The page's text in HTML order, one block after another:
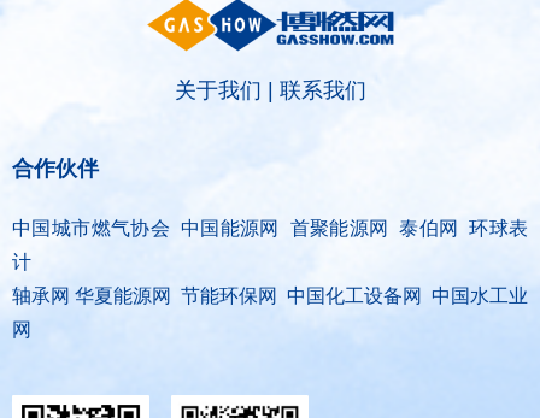
关于我们 联系我们
合作伙伴
中国城市燃气协会 中国能源网 首聚能源网 泰伯网 环球表
计
轴承网 华夏能源网 节能环保网 中国化工设备网 中国水工业
网